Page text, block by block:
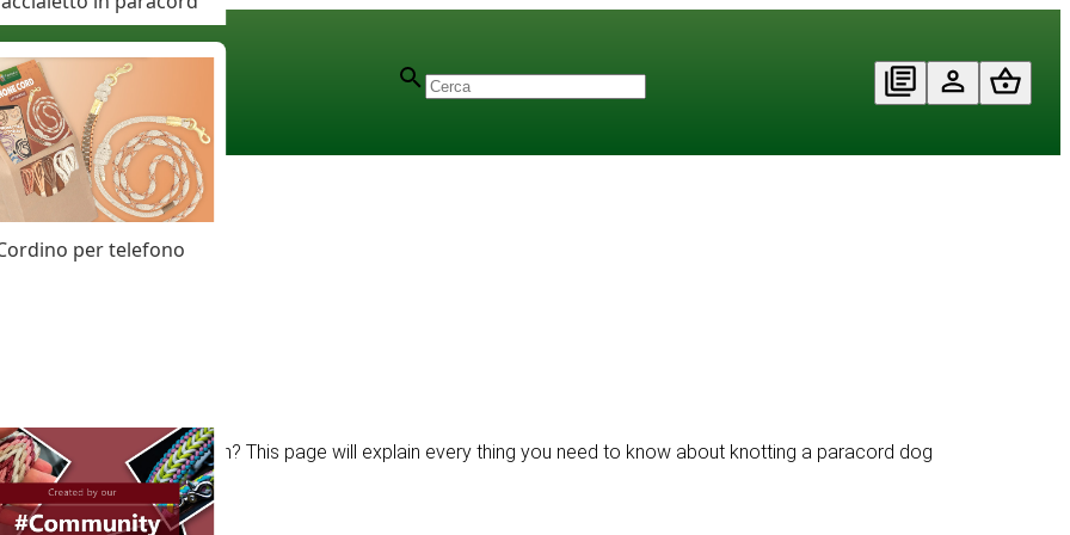
per telefono
a paracord dog leash? This page will explain every thing you need to know about knotting a paracord dog